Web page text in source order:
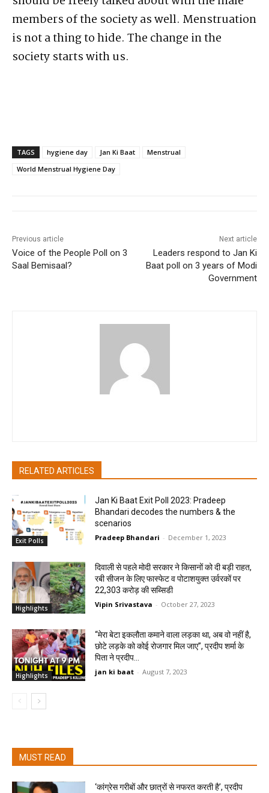
members of the society as well. Menstruation
is not a thing to hide. The change in the
society starts with us.
TAGS hygiene day Jan Ki Baat
Menstrual
World Menstrual Hygiene Day
Previous article
Voice of the People Poll on 3
Saal Bemisaal?
Next article
Leaders respond to Jan Ki
Baat poll on 3 years of Modi
Government
RELATED ARTICLES
Exit Polls
Jan Ki Baat Exit Poll 2023: Pradeep
Bhandari decodes the numbers & the
scenarios
Pradeep Bhandari - December 1, 2023
Highlights
दिवाली से पहले मोदी सरकार ने किसानों को दी बड़ी राहत,
रबी सीजन के लिए फास्फेट व पोटाशयुक्त उर्वरकों पर
22,303 करोड़ की सब्सिडी
Vipin Srivastava - October 27, 2023
Highlights
“मेरा बेटा इकलौता कमाने वाला लड़का था, अब वो नहीं है,
छोटे लड़के को कोई रोजगार मिल जाए”, प्रदीप शर्मा के
पिता ने प्रदीप...
jan ki baat - August 7, 2023
MUST READ
‘कांग्रेस गरीबों और छात्रों से नफरत करती है’, प्रदीप